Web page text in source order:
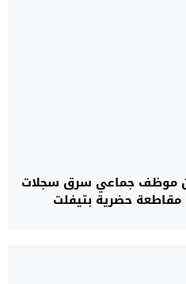
موظف جماعي سرق سجلات
حضرية بتيفلت